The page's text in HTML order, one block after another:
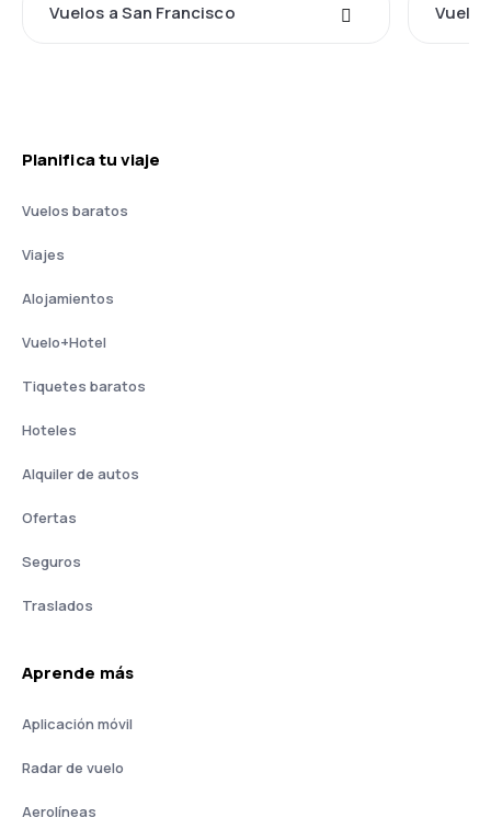
Vuelos a San Francisco
Planifica tu viaje
Vuelos baratos
Viajes
Alojamientos
Vuelo+Hotel
Tiquetes baratos
Hoteles
Alquiler de autos
Ofertas
Seguros
Traslados
Aprende más
Aplicación móvil
Radar de vuelo
Aerolíneas